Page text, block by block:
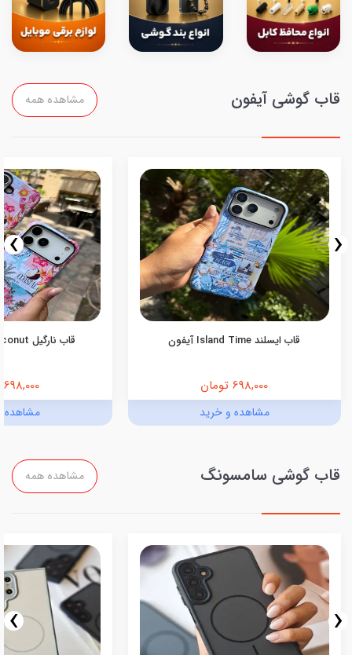
قاب گوشی آیفون مشاهده همه
قاب ایسلند Island Time آیفون
698,000 تومان
مشاهده و خرید
قاب نارگیل Pink Coconut آیفون
698,000 تومان
مشاهده
‹
›
قاب گوشی سامسونگ مشاهده همه
‹
›